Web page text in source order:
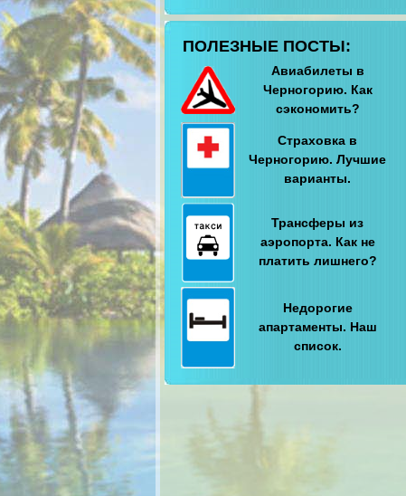
ПОЛЕЗНЫЕ ПОСТЫ:
Авиабилеты в
Черногорию. Как
сэкономить?
Страховка в
Черногорию. Лучшие
варианты.
Трансферы из
аэропорта. Как не
платить лишнего?
Недорогие
апартаменты. Наш
список.